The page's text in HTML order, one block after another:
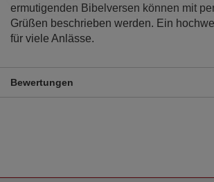
ermutigenden Bibelversen können mit
Grüßen beschrieben werden. Ein
für viele Anlässe.
Bewertungen